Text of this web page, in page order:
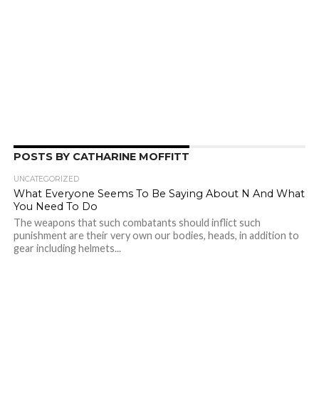
POSTS BY CATHARINE MOFFITT
UNCATEGORIZED
What Everyone Seems To Be Saying About N And What
You Need To Do
The weapons that such combatants should inflict such
punishment are their very own our bodies, heads, in addition to
gear including helmets...